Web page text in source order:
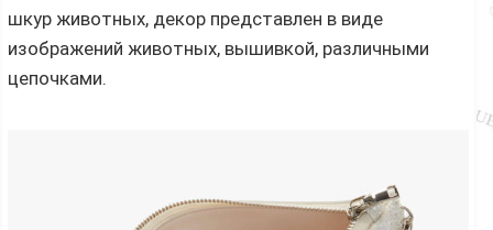
шкур животных, декор представлен в виде
изображений животных, вышивкой, различными
цепочками.